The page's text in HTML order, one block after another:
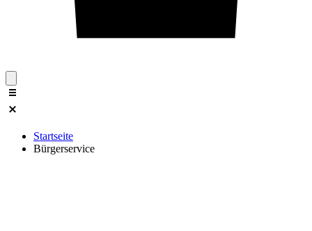
Startseite
Bürgerservice